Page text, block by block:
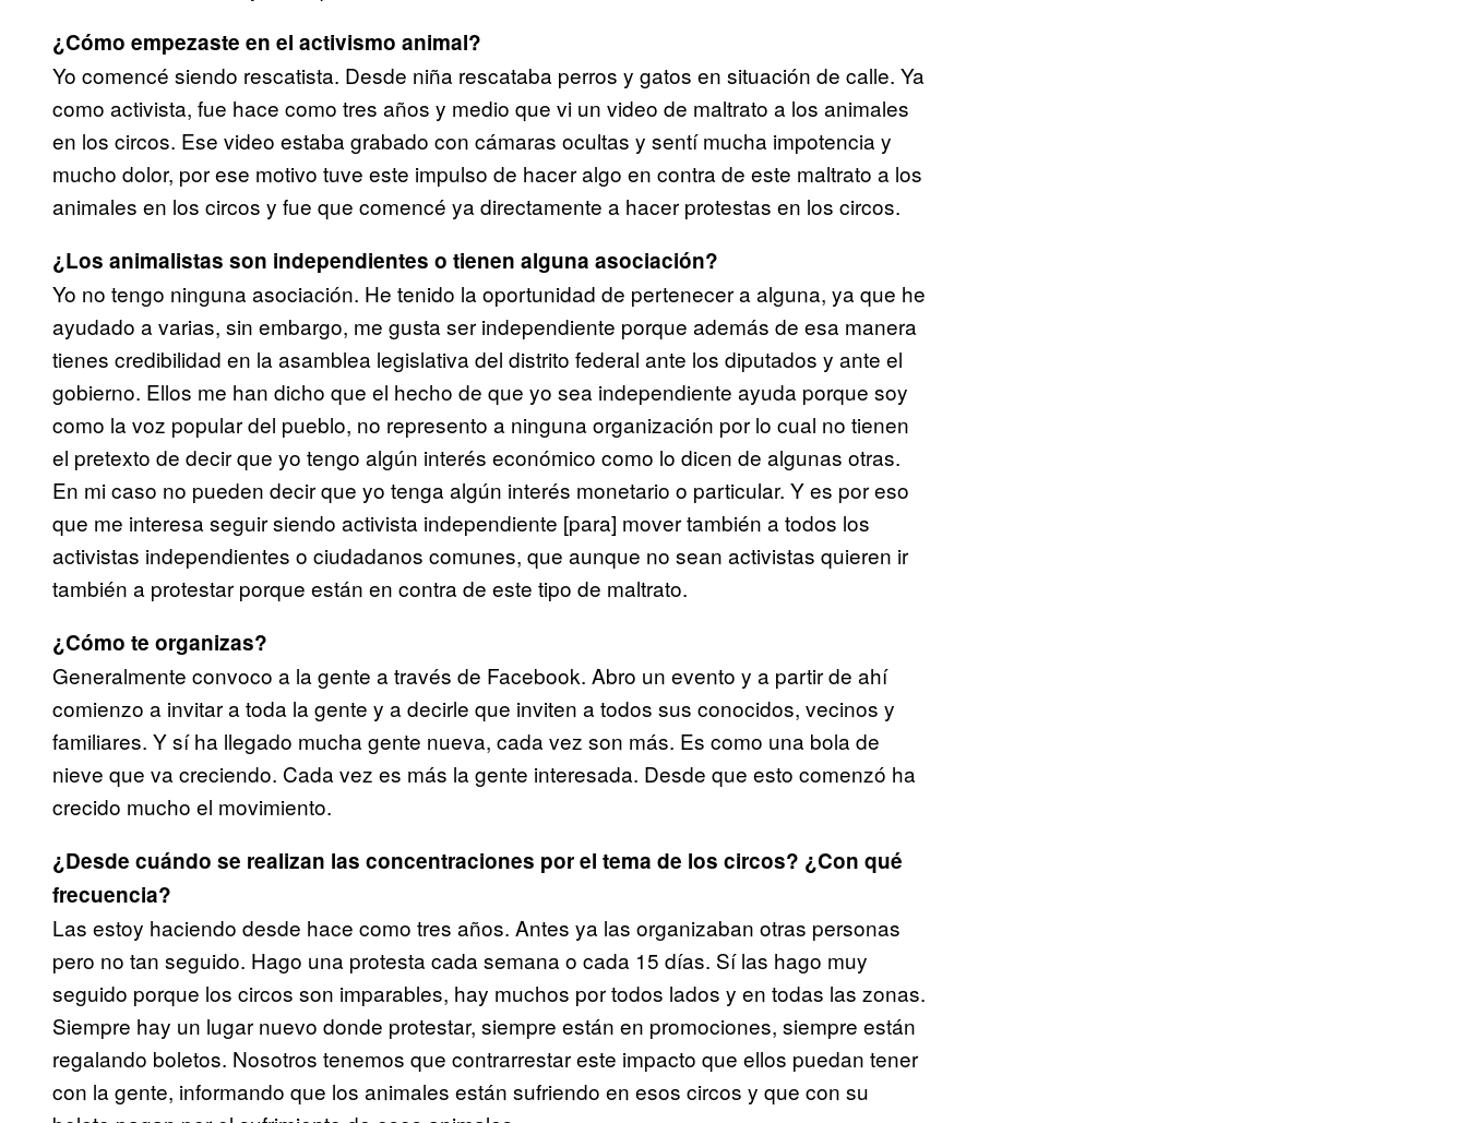
¿Cómo empezaste en el activismo animal?
Yo comencé siendo rescatista. Desde niña rescataba perros y gatos en situación de calle. Ya
como activista, fue hace como tres años y medio que vi un video de maltrato a los animales
en los circos. Ese video estaba grabado con cámaras ocultas y sentí mucha impotencia y
mucho dolor, por ese motivo tuve este impulso de hacer algo en contra de este maltrato a los
animales en los circos y fue que comencé ya directamente a hacer protestas en los circos.
¿Los animalistas son independientes o tienen alguna asociación?
Yo no tengo ninguna asociación. He tenido la oportunidad de pertenecer a alguna, ya que he
ayudado a varias, sin embargo, me gusta ser independiente porque además de esa manera
tienes credibilidad en la asamblea legislativa del distrito federal ante los diputados y ante el
gobierno. Ellos me han dicho que el hecho de que yo sea independiente ayuda porque soy
como la voz popular del pueblo, no represento a ninguna organización por lo cual no tienen
el pretexto de decir que yo tengo algún interés económico como lo dicen de algunas otras.
En mi caso no pueden decir que yo tenga algún interés monetario o particular. Y es por eso
que me interesa seguir siendo activista independiente [para] mover también a todos los
activistas independientes o ciudadanos comunes, que aunque no sean activistas quieren ir
también a protestar porque están en contra de este tipo de maltrato.
¿Cómo te organizas?
Generalmente convoco a la gente a través de Facebook. Abro un evento y a partir de ahí
comienzo a invitar a toda la gente y a decirle que inviten a todos sus conocidos, vecinos y
familiares. Y sí ha llegado mucha gente nueva, cada vez son más. Es como una bola de
nieve que va creciendo. Cada vez es más la gente interesada. Desde que esto comenzó ha
crecido mucho el movimiento.
¿Desde cuándo se realizan las concentraciones por el tema de los circos? ¿Con qué
frecuencia?
Las estoy haciendo desde hace como tres años. Antes ya las organizaban otras personas
pero no tan seguido. Hago una protesta cada semana o cada 15 días. Sí las hago muy
seguido porque los circos son imparables, hay muchos por todos lados y en todas las zonas.
Siempre hay un lugar nuevo donde protestar, siempre están en promociones, siempre están
regalando boletos. Nosotros tenemos que contrarrestar este impacto que ellos puedan tener
con la gente, informando que los animales están sufriendo en esos circos y que con su